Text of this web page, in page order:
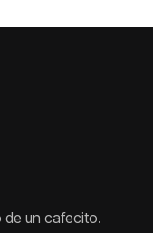
de un cafecito.